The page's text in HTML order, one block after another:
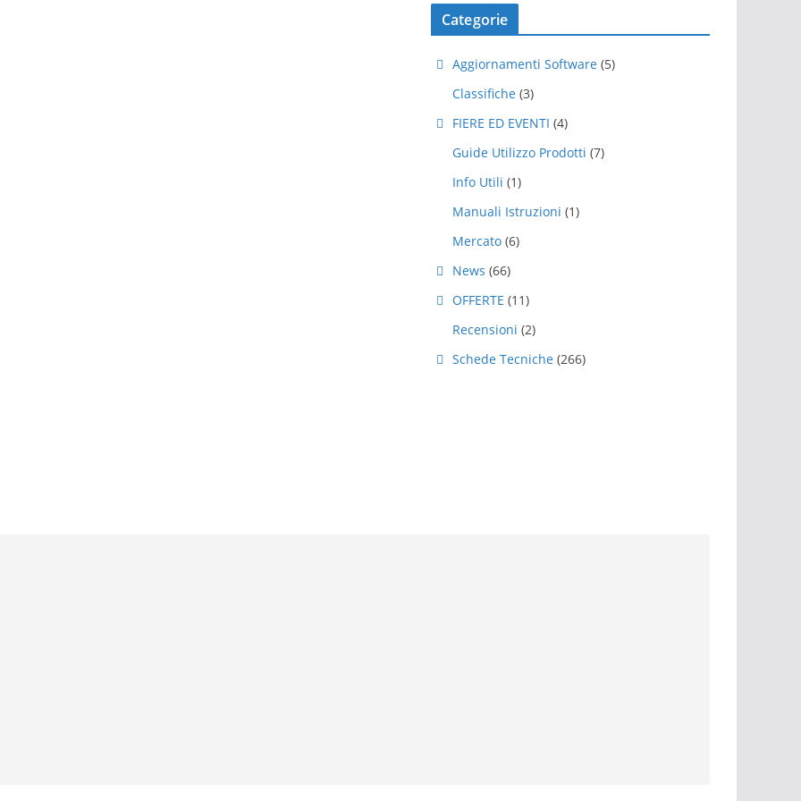
Categorie
Aggiornamenti Software(5)
Classifiche(3)
FIERE ED EVENTI (4)
Guide Utilizzo Prodotti (7)
Info Utili (1)
Manuali Istruzioni (1)
Mercato(6)
News (66)
OFFERTE (11)
Recensioni (2)
Schede Tecniche(266)